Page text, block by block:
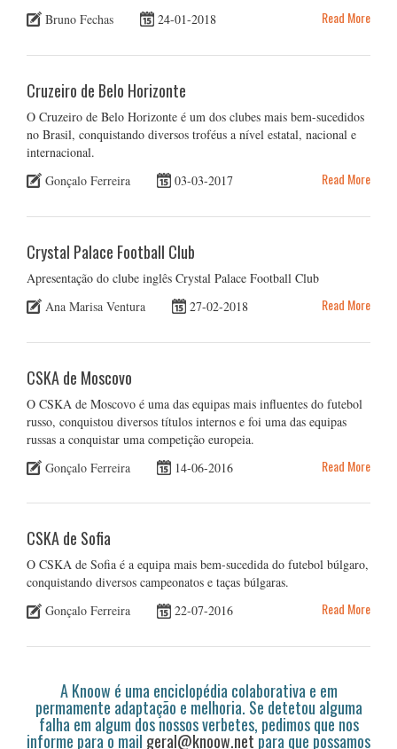
Bruno Fechas
24-01-2018 Read More
Cruzeiro de Belo Horizonte
O Cruzeiro de Belo Horizonte é um dos clubes mais bem-sucedidos
no Brasil, conquistando diversos troféus a nível estatal, nacional e
internacional.
Gonçalo Ferreira
03-03-2017 Read More
Crystal Palace Football Club
Apresentação do clube inglês Crystal Palace Football Club
Ana Marisa Ventura
27-02-2018 Read More
CSKA de Moscovo
O CSKA de Moscovo é uma das equipas mais influentes do futebol
russo, conquistou diversos títulos internos e foi uma das equipas
russas a conquistar uma competição europeia.
Gonçalo Ferreira
14-06-2016 Read More
CSKA de Sofia
O CSKA de Sofia é a equipa mais bem-sucedida do futebol búlgaro,
conquistando diversos campeonatos e taças búlgaras.
Gonçalo Ferreira
22-07-2016 Read More
A Knoow é uma enciclopédia colaborativa e em
permamente adaptação e melhoria. Se detetou alguma
falha em algum dos nossos verbetes, pedimos que nos
informe para o mail geral@knoow.netpara que possamos